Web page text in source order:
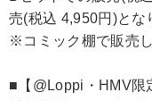
売(税込 4,950円)とな
※コミック棚で販売し
■【@Loppi・HMV限